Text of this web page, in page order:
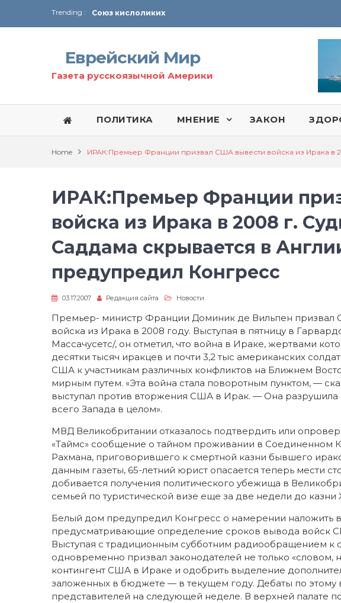
Trending :
Соглашение США с Ираном
Технология Революции в Иране
От Ирана до Ливана и Газы
Еврейский Мир
Газета русскоязычной Америки
ПОЛИТИКА МНЕНИЕ ЗАКОН
Home ИРАК:Премьер Франции призвал США вывести войска из Ирака в
ИРАК:Премьер Франции
войска из Ирака в 2008 г.
Саддама скрывается в
предупредил Конгресс
03.17.2007 Редакция сайта Новости
Премьер- министр Франции Доминик де Вильпен призвал
войска из Ирака в 2008 году. Выступая в пятницу в
Массачусетс/, он отметил, что война в Ираке, жертвами
десятки тысяч иракцев и почти 3,2 тыс американских
США к участникам различных конфликтов на Ближнем
мирным путем. «Эта война стала поворотным пунктом, —
выступал против вторжения США в Ирак. — Она
всего Запада в целом».
МВД Великобритании отказалось подтвердить или
«Таймс» сообщение о тайном проживании в Соединенном
Рахмана, приговорившего к смертной казни бывшего
данным газеты, 65-летний юрист опасается теперь мести
добивается получения политического убежища в
семьей по туристической визе еще за две недели до казни
Белый дом предупредил Конгресс о намерении наложить
предусматривающие определение сроков вывода войск
Выступая с традиционным субботним радиообращением
одновременно призвал законодателей не только
контингент США в Ираке и одобрить выделение
заложенных в бюджете — в текущем году. Дебаты по этому
представителей на следующей неделе. В верхней палате